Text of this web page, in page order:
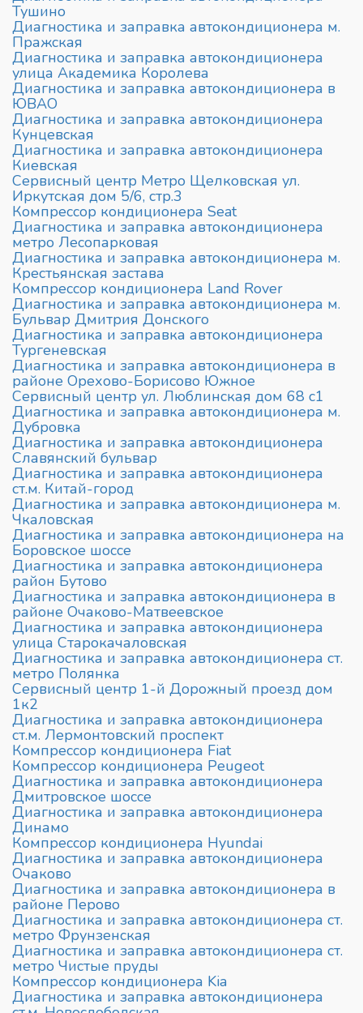
Тушино
Диагностика и заправка автокондиционера м.
Пражская
Диагностика и заправка автокондиционера
улица Академика Королева
Диагностика и заправка автокондиционера в
ЮВАО
Диагностика и заправка автокондиционера
Кунцевская
Диагностика и заправка автокондиционера
Киевская
Сервисный центр Метро Щелковская ул.
Иркутская дом 5/6, стр.3
Компрессор кондиционера Seat
Диагностика и заправка автокондиционера
метро Лесопарковая
Диагностика и заправка автокондиционера м.
Крестьянская застава
Компрессор кондиционера Land Rover
Диагностика и заправка автокондиционера м.
Бульвар Дмитрия Донского
Диагностика и заправка автокондиционера
Тургеневская
Диагностика и заправка автокондиционера в
районе Орехово-Борисово Южное
Сервисный центр ул. Люблинская дом 68 с1
Диагностика и заправка автокондиционера м.
Дубровка
Диагностика и заправка автокондиционера
Славянский бульвар
Диагностика и заправка автокондиционера
ст.м. Китай-город
Диагностика и заправка автокондиционера м.
Чкаловская
Диагностика и заправка автокондиционера на
Боровское шоссе
Диагностика и заправка автокондиционера
район Бутово
Диагностика и заправка автокондиционера в
районе Очаково-Матвеевское
Диагностика и заправка автокондиционера
улица Старокачаловская
Диагностика и заправка автокондиционера ст.
метро Полянка
Сервисный центр 1-й Дорожный проезд дом
1к2
Диагностика и заправка автокондиционера
ст.м. Лермонтовский проспект
Компрессор кондиционера Fiat
Компрессор кондиционера Peugeot
Диагностика и заправка автокондиционера
Дмитровское шоссе
Диагностика и заправка автокондиционера
Динамо
Компрессор кондиционера Hyundai
Диагностика и заправка автокондиционера
Очаково
Диагностика и заправка автокондиционера в
районе Перово
Диагностика и заправка автокондиционера ст.
метро Фрунзенская
Диагностика и заправка автокондиционера ст.
метро Чистые пруды
Компрессор кондиционера Kia
Диагностика и заправка автокондиционера